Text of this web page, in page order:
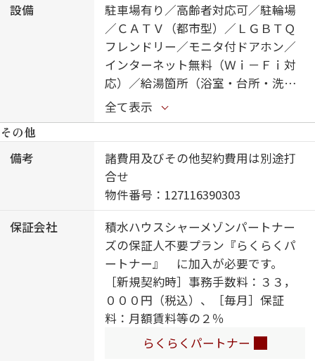
設備
駐車場有り／高齢者対応可／駐輪場
／ＣＡＴＶ（都市型）／ＬＧＢＴＱ
フレンドリー／モニタ付ドアホン／
インターネット無料（Ｗｉ－Ｆｉ対
応）／給湯箇所（浴室・台所・洗面
所）／給湯器（ガス）／給湯器（追
焚機能付）／シャワー／洗濯機置場
（室内）／洗髪洗面化粧台／ガスコ
ンロ／バス・トイレ（セパレイト）
／エアコン／バルコニー／都市ガス
全て表示
その他
備考
諸費用及びその他契約費用は別途打
合せ
物件番号：127116390303
保証会社
積水ハウスシャーメゾンパートナー
ズの保証人不要プラン『らくらくパ
ートナー』 に加入が必要です。
［新規契約時］事務手数料：３３，
０００円（税込）、［毎月］保証
料：月額賃料等の２％
らくらくパートナー